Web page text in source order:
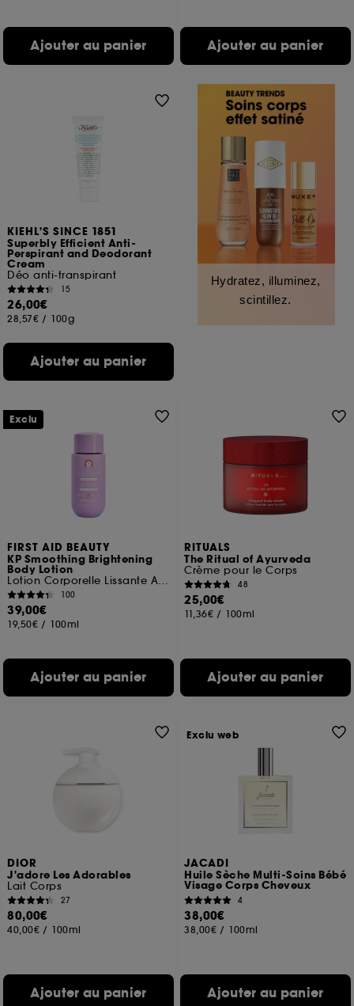
Ajouter au panier Ajouter au panier
KIEHL'S SINCE 1851
Superbly Efficient Anti-
Perspirant and Deodorant
Cream
Déo anti-transpirant
15
26,00€
28,57€ / 100g
Ajouter au panier
Hydratez, illuminez,
scintillez.
FIRST AID BEAUTY
KP Smoothing Brightening
Body Lotion
Lotion Corporelle Lissante Anti-Rugosités
100
39,00€
19,50€ / 100ml
Ajouter au panier
Exclu
RITUALS
The Ritual of Ayurveda
Crème pour le Corps
48
25,00€
11,36€ / 100ml
Ajouter au panier
DIOR
J'adore Les Adorables
Lait Corps
27
80,00€
40,00€ / 100ml
Ajouter au panier
JACADI
Huile Sèche Multi-Soins Bébé
Visage Corps Cheveux
4
38,00€
38,00€ / 100ml
Ajouter au panier
Exclu web